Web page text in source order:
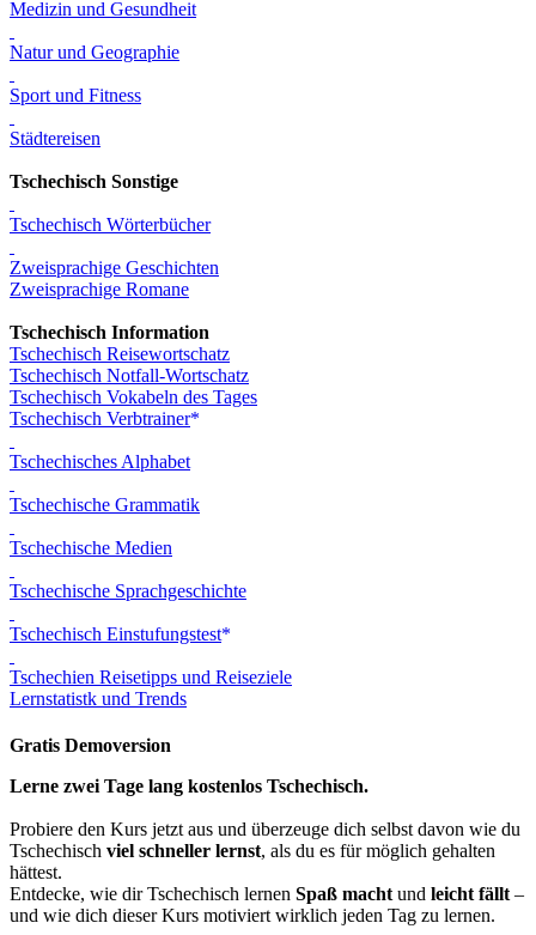
Medizin und Gesundheit
Natur und Geographie
Sport und Fitness
Städtereisen
Tschechisch Sonstige
Tschechisch Wörterbücher
Zweisprachige Geschichten
Zweisprachige Romane
Tschechisch Information
Tschechisch Reisewortschatz
Tschechisch Notfall-Wortschatz
Tschechisch Vokabeln des Tages
Tschechisch Verbtrainer
Tschechisches Alphabet
Tschechische Grammatik
Tschechische Medien
Tschechische Sprachgeschichte
Tschechisch Einstufungstest
Tschechien Reisetipps und Reiseziele
Lernstatistk und Trends
Gratis Demoversion
Lerne zwei Tage lang kostenlos Tschechisch.
Probiere den Kurs jetzt aus und überzeuge dich selbst davon wie du
Tschechisch viel schneller lernst, als du es für möglich gehalten
hättest.
Entdecke, wie dir Tschechisch lernen Spaß macht und leicht fällt –
und wie dich dieser Kurs motiviert wirklich jeden Tag zu lernen.